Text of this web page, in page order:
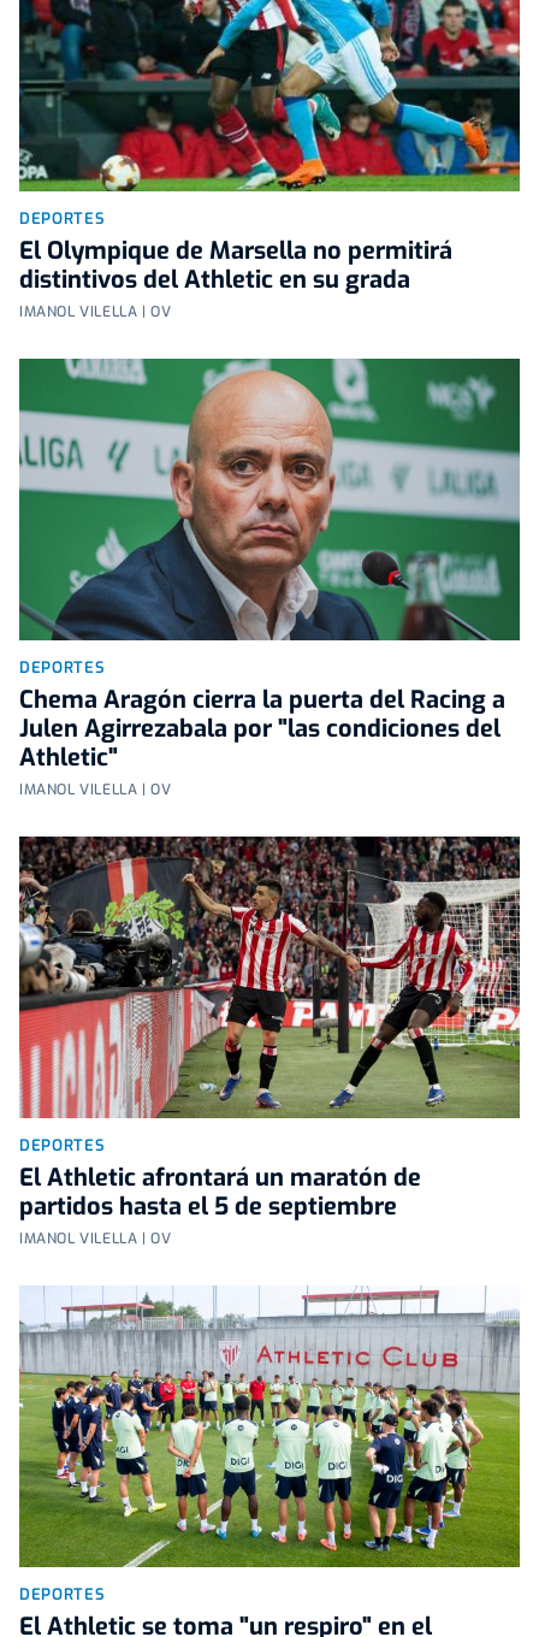
DEPORTES
El Olympique de Marsella no permitirá
distintivos del Athletic en su grada
IMANOL VILELLA | OV
DEPORTES
Chema Aragón cierra la puerta del Racing a
Julen Agirrezabala por "las condiciones del
Athletic"
IMANOL VILELLA | OV
DEPORTES
El Athletic afrontará un maratón de
partidos hasta el 5 de septiembre
IMANOL VILELLA | OV
DEPORTES
El Athletic se toma "un respiro" en el